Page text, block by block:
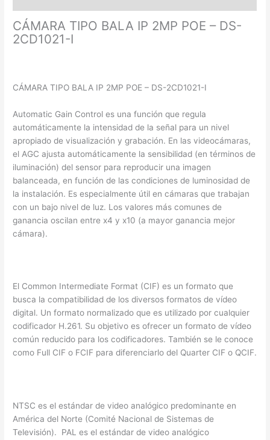
CÁMARA TIPO BALA IP 2MP POE – DS-
2CD1021-I
CÁMARA TIPO BALA IP 2MP POE – DS-2CD1021-I
Automatic Gain Control es una función que regula
automáticamente la intensidad de la señal para un nivel
apropiado de visualización y grabación. En las videocámaras,
el AGC ajusta automáticamente la sensibilidad (en términos de
iluminación) del sensor para reproducir una imagen
balanceada, en función de las condiciones de luminosidad de
la instalación. Es especialmente útil en cámaras que trabajan
con un bajo nivel de luz. Los valores más comunes de
ganancia oscilan entre x4 y x10 (a mayor ganancia mejor
cámara).
El Common Intermediate Format (CIF) es un formato que
busca la compatibilidad de los diversos formatos de vídeo
digital. Un formato normalizado que es utilizado por cualquier
codificador H.261. Su objetivo es ofrecer un formato de vídeo
común reducido para los codificadores. También se le conoce
como Full CIF o FCIF para diferenciarlo del Quarter CIF o QCIF.
NTSC es el estándar de video analógico predominante en
América del Norte (Comité Nacional de Sistemas de
Televisión). PAL es el estándar de video analógico